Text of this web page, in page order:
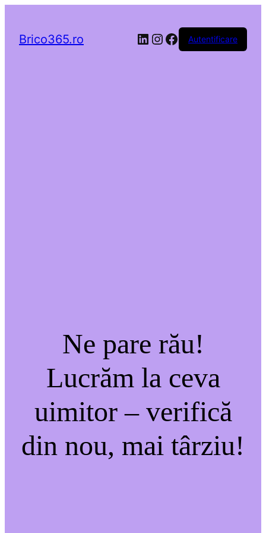
Brico365.ro LinkedIn
Instagram
Facebook
Autentificare
Ne pare rău!
Lucrăm la ceva
uimitor – verifică
din nou, mai târziu!